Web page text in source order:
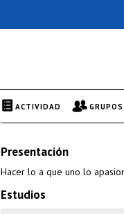
ACTIVIDAD GRUPOS
Presentación
Hacer lo a que uno lo
Estudios